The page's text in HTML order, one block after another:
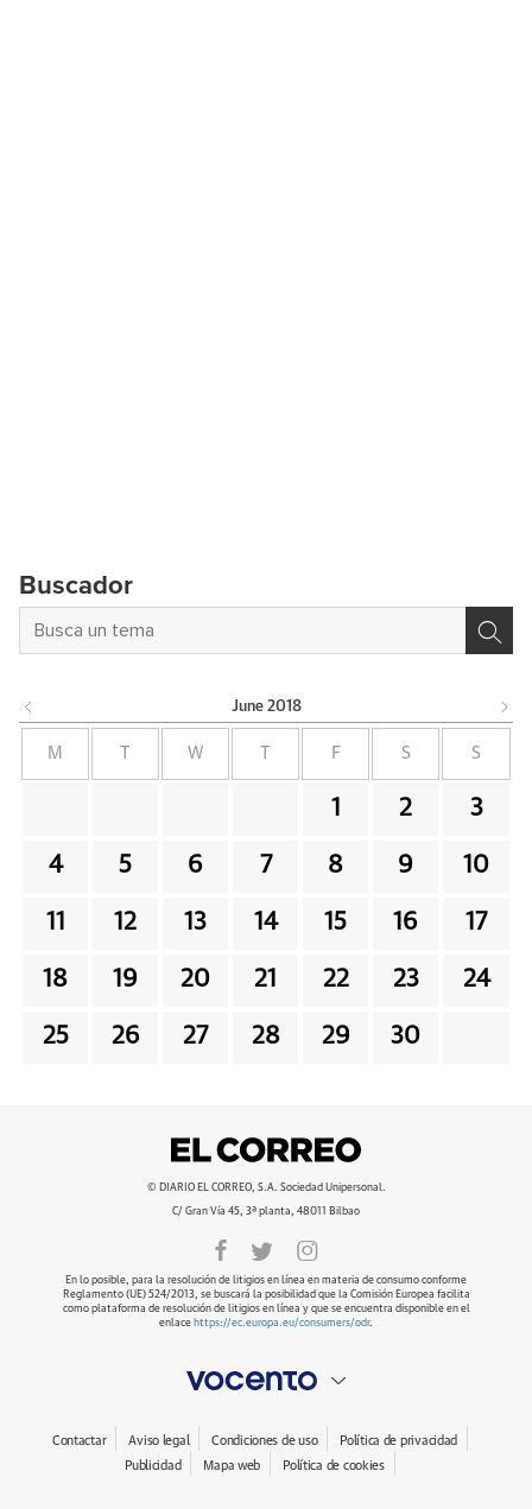
Buscador
June 2018
M W F S S
1 2 3
4 5 6 7 8 9 10
11 12 13 14 15 16 17
18 19 20 21 22 23 24
25 26 27 28 29 30
© DIARIO EL CORREO, S.A. Sociedad Unipersonal.
C/ Gran Vía 45, 3ª planta, 48011 Bilbao
En lo posible, para la resolución de litigios en línea en materia de consumo conforme
Reglamento (UE) 524/2013, se buscará la posibilidad que la Comisión Europea facilita
como plataforma de resolución de litigios en línea y que se encuentra disponible en el
enlace https://ec.europa.eu/consumers/odr.
Contactar Aviso legal Condiciones de uso
Política de privacidad
Publicidad
Mapa web Política de cookies